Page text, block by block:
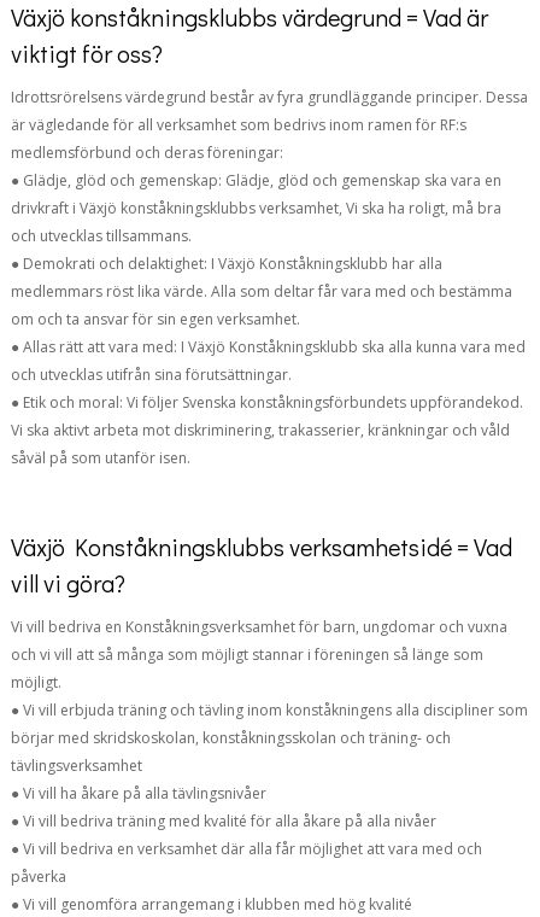
Växjö konståkningsklubbs värdegrund = Vad är
viktigt för oss?
Idrottsrörelsens värdegrund består av fyra grundläggande principer. Dessa
är vägledande för all verksamhet som bedrivs inom ramen för RF:s
medlemsförbund och deras föreningar:
● Glädje, glöd och gemenskap: Glädje, glöd och gemenskap ska vara en
drivkraft i Växjö konståkningsklubbs verksamhet, Vi ska ha roligt, må bra
och utvecklas tillsammans.
● Demokrati och delaktighet: I Växjö Konståkningsklubb har alla
medlemmars röst lika värde. Alla som deltar får vara med och bestämma
om och ta ansvar för sin egen verksamhet.
● Allas rätt att vara med: I Växjö Konståkningsklubb ska alla kunna vara med
och utvecklas utifrån sina förutsättningar.
● Etik och moral: Vi följer Svenska konståkningsförbundets uppförandekod.
Vi ska aktivt arbeta mot diskriminering, trakasserier, kränkningar och våld
såväl på som utanför isen.
Växjö Konståkningsklubbs verksamhetsidé = Vad
vill vi göra?
Vi vill bedriva en Konståkningsverksamhet för barn, ungdomar och vuxna
och vi vill att så många som möjligt stannar i föreningen så länge som
möjligt.
● Vi vill erbjuda träning och tävling inom konståkningens alla discipliner som
börjar med skridskoskolan, konståkningsskolan och träning- och
tävlingsverksamhet
● Vi vill ha åkare på alla tävlingsnivåer
● Vi vill bedriva träning med kvalité för alla åkare på alla nivåer
● Vi vill bedriva en verksamhet där alla får möjlighet att vara med och
påverka
● Vi vill genomföra arrangemang i klubben med hög kvalité